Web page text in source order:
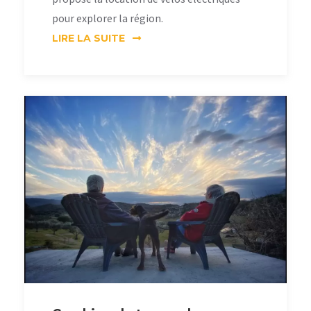
pour explorer la région.
LIRE LA SUITE